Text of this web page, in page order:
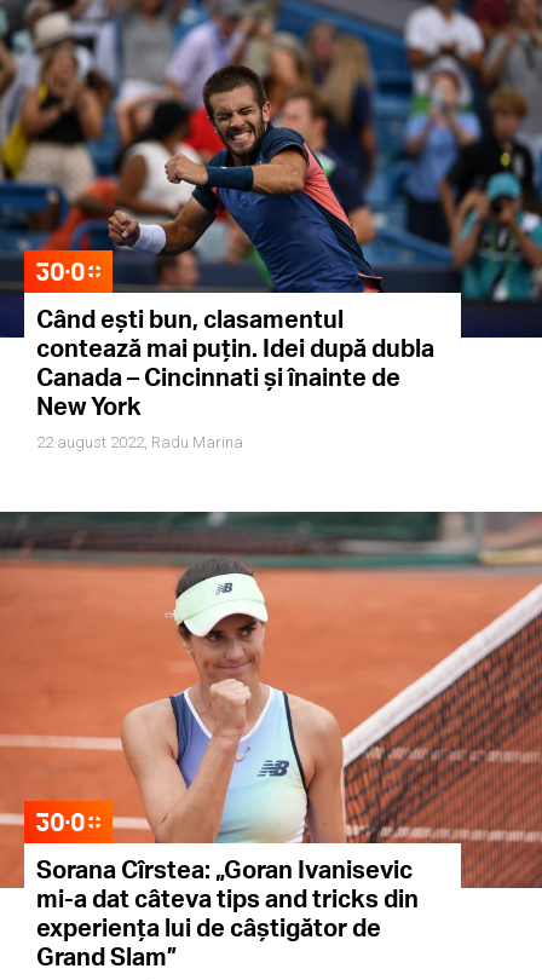
Când ești bun, clasamentul
contează mai puțin. Idei după dubla
Canada – Cincinnati și înainte de
New York
22 august 2022, Radu Marina
Sorana Cîrstea: „Goran Ivanisevic
mi-a dat câteva tips and tricks din
experiența lui de câștigător de
Grand Slam”